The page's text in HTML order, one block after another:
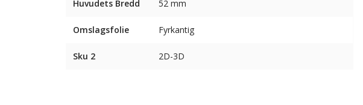
Huvudets Bredd 52 mm
Omslagsfolie Fyrkantig
Sku 2 2D-3D